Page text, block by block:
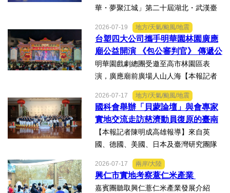
華・夢聚江城」第二十屆湖北・武漢臺
16日晚上在武漢武商夢時代一樓中庭溫
情上演，歌聲文脈聯結兩地，這場融美
食、文創、歌舞、匠人分享...
2026-07-19 地方/天氣/颱風/地震
台塑四大公司攜手明華園林園廣應
廟公益開演 《包公審判官》 傳遞公
義與自省精神
明華園戲劇總團受邀至高市林園區表
演，廣應廟前廣場人山人海【本報記者
台塑石化等四大公司邀請由當家小生孫
翠鳳領軍的明華園戲劇總團，周末晚在
高雄市林園區廣應廟公益演...
2026-07-17 地方/天氣/颱風/地震
國科會舉辦「貝蒙論壇」與會專家
實地交流走訪慈濟動員復原的臺南
楠西地震及丹娜絲風災區
【本報記者陳明成高雄報導】來自英
國、德國、美國、日本及臺灣研究團隊
科會舉辦的「貝蒙論壇」，實地交流活
動走訪臺南楠西地震及丹娜絲風災區，
2026-07-17 兩岸/大陸
興仁市實地考察薏仁米產業
嘉賓團聽取興仁薏仁米產業發展介紹